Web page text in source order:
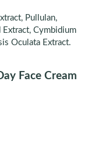
Pullulan,
Extract, Cymbidium
Oculata Extract.
Face Cream